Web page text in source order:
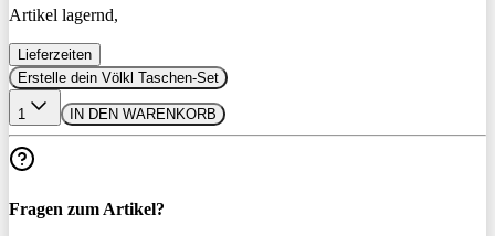
Artikel lagernd,
Lieferzeiten
Erstelle dein Völkl Taschen-Set
1 IN DEN WARENKORB
Fragen zum Artikel?